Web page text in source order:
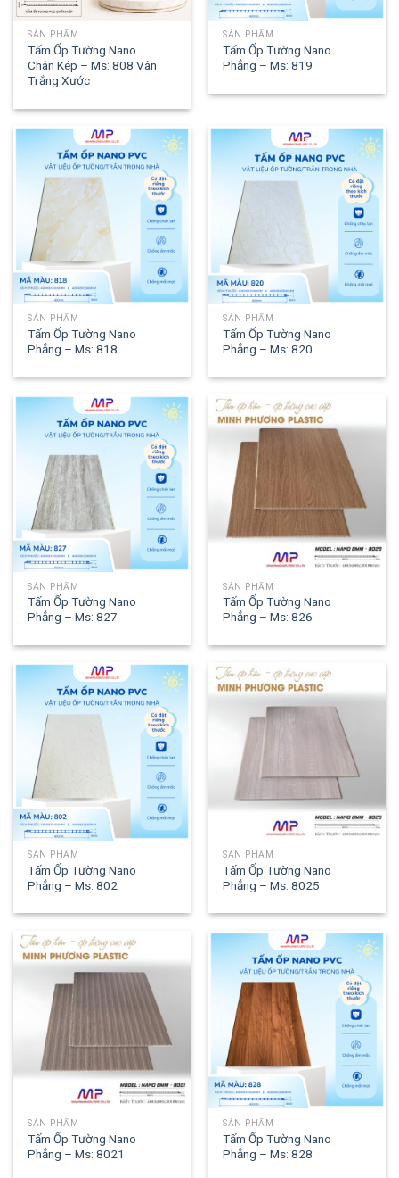
SẢN PHẨM
Tấm Ốp Tường Nano
Chân Kép – Ms: 808 Vân
Trắng Xước
SẢN PHẨM
Tấm Ốp Tường Nano
Phẳng – Ms: 819
SẢN PHẨM
Tấm Ốp Tường Nano
Phẳng – Ms: 818
SẢN PHẨM
Tấm Ốp Tường Nano
Phẳng – Ms: 820
SẢN PHẨM
Tấm Ốp Tường Nano
Phẳng – Ms: 827
SẢN PHẨM
Tấm Ốp Tường Nano
Phẳng – Ms: 826
SẢN PHẨM
Tấm Ốp Tường Nano
Phẳng – Ms: 802
SẢN PHẨM
Tấm Ốp Tường Nano
Phẳng – Ms: 8025
SẢN PHẨM
Tấm Ốp Tường Nano
Phẳng – Ms: 8021
SẢN PHẨM
Tấm Ốp Tường Nano
Phẳng – Ms: 828